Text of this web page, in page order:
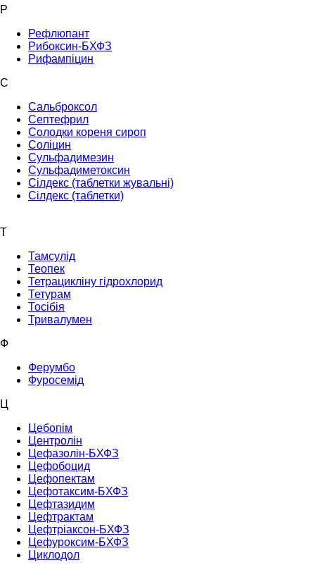
Р
Рефлюпант
Рибоксин-БХФЗ
Рифампіцин
С
Сальброксол
Септефрил
Солодки кореня сироп
Соліцин
Сульфадимезин
Сульфадиметоксин
Сілдекс (таблетки жувальні)
Сілдекс (таблетки)
Т
Тамсулід
Теопек
Тетрацикліну гідрохлорид
Тетурам
Тосібія
Тривалумен
Ф
Ферумбо
Фуросемід
Ц
Цебопім
Центролін
Цефазолін-БХФЗ
Цефобоцид
Цефопектам
Цефотаксим-БХФЗ
Цефтазидим
Цефтрактам
Цефтріаксон-БХФЗ
Цефуроксим-БХФЗ
Циклодол